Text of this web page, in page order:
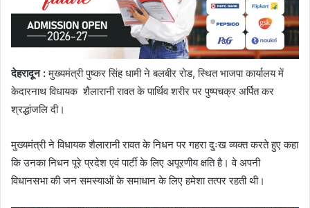
देहरादून :मुख्यमंत्री पुष्कर सिंह धामी ने बलबीर रोड, स्थित भाजपा कार्यालय में
केदारनाथ विधायक शैलारानी रावत के पार्थिव शरीर पर पुष्पचक्र अर्पित कर
श्रद्धांजलि दी।
मुख्यमंत्री ने विधायक शैलारानी रावत के निधन पर गहरा दुःख व्यक्त करते हुए कहा
कि उनका निधन पूरे प्रदेश एवं पार्टी के लिए अपूरणीय क्षति है। वे अपनी
विधानसभा की जन समस्याओं के समाधान के लिए हमेशा तत्पर रहती थी।